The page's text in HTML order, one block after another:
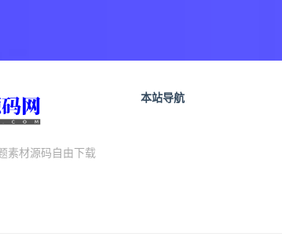
素材源码自由下载
本站导航